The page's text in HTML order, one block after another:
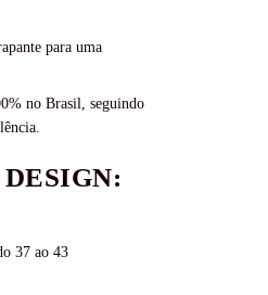
para uma
no Brasil, seguindo
37 ao 43